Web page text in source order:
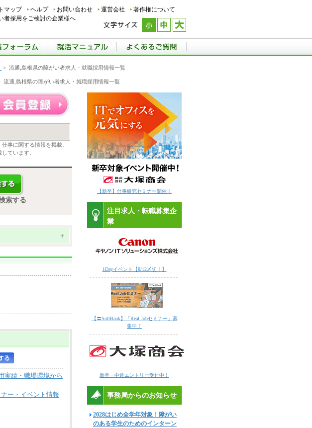
マップ ヘルプ お問い合わせ 運営会社
著作権について
者採用をご検討の企業様へ
> 流通,島根県の障がい者求人・就職採用情報一覧
流通,島根県の障がい者求人・就職採用情報一覧
事に関する情報を掲載。
ています。
索する
+
実績・職場環境から
ー・イベント情報
【新卒】仕事研究セミナー開催！
注目求人・転職募集企
業
1Dayイベント【8/12〆切！】
【〓SoftBank】「Real Jobセミナー」募
集中！
新卒・中途エントリー受付中！
事務局からのお知らせ
2028はじめ全学年対象！障がい
のある学生のためのインターン